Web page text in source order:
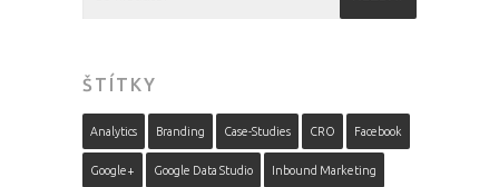
ŠTÍTKY
Analytics Branding Case-Studies CRO Facebook
Google+ Google Data Studio Inbound Marketing